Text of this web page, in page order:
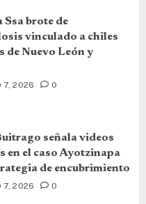
Ssa brote de
vinculado a chiles
de Nuevo León y
7, 2026 0
señala videos
en el caso Ayotzinapa
de encubrimiento
7, 2026 0